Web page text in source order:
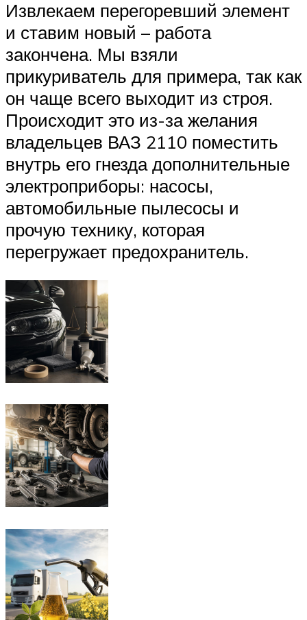
Извлекаем перегоревший элемент
и ставим новый – работа
закончена. Мы взяли
прикуриватель для примера, так как
он чаще всего выходит из строя.
Происходит это из-за желания
владельцев ВАЗ 2110 поместить
внутрь его гнезда дополнительные
электроприборы: насосы,
автомобильные пылесосы и
прочую технику, которая
перегружает предохранитель.